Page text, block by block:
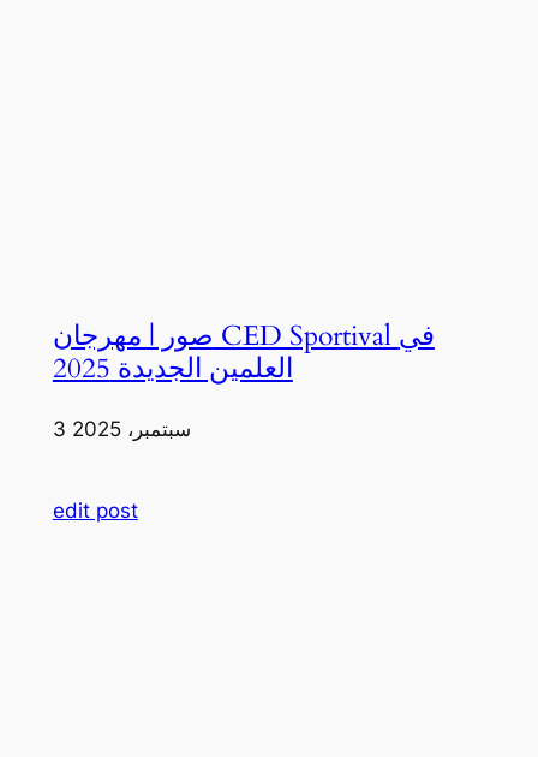
صور | مهرجان CED Sportival في
العلمين الجديدة 2025
3 سبتمبر، 2025
edit post